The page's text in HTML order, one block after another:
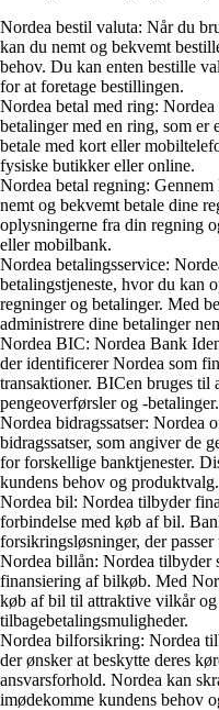
Nordea bestil valuta: Når du
kan du nemt og bekvemt
behov. Du kan enten bestille
for at foretage bestillingen.
Nordea betal med ring:
betalinger med en ring, som er
betale med kort eller
fysiske butikker eller online.
Nordea betal regning:
nemt og bekvemt betale dine
oplysningerne fra din regning
eller mobilbank.
Nordea betalingsservice:
betalingstjeneste, hvor du kan
regninger og betalinger. Med
administrere dine betalinger
Nordea BIC: Nordea Bank
der identificerer Nordea som
transaktioner. BICen bruges til
pengeoverførsler og -betalinger.
Nordea bidragssatser: Nordea
bidragssatser, som angiver de
for forskellige banktjenester.
kundens behov og produktvalg.
Nordea bil: Nordea tilbyder
forbindelse med køb af bil.
forsikringsløsninger, der
Nordea billån: Nordea tilbyder
finansiering af bilkøb. Med
køb af bil til attraktive vilkår
tilbagebetalingsmuligheder.
Nordea bilforsikring: Nordea
der ønsker at beskytte deres
ansvarsforhold. Nordea kan
imødekomme kundens behov